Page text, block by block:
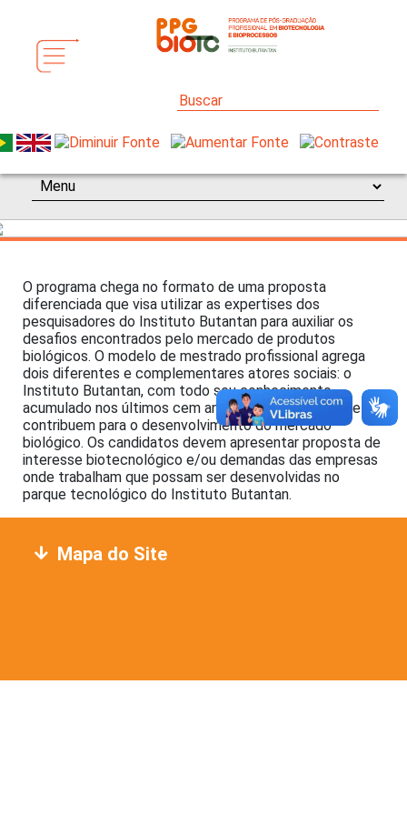
O programa chega no formato de uma proposta
diferenciada que visa utilizar as expertises dos
pesquisadores do Instituto Butantan para auxiliar os
desafios encontrados pelo mercado de produtos
biológicos. O modelo de mestrado profissional agrega
dois diferentes e complementares atores sociais: o
Instituto Butantan, com todo seu conhecimento
acumulado nos últimos cem anos, e as empresas que
contribuem para o desenvolvimento do mercado
biológico. Os candidatos devem apresentar proposta de
interesse biotecnológico e/ou demandas das empresas
onde trabalham que possam ser desenvolvidas no
parque tecnológico do Instituto Butantan.
Mapa do Site